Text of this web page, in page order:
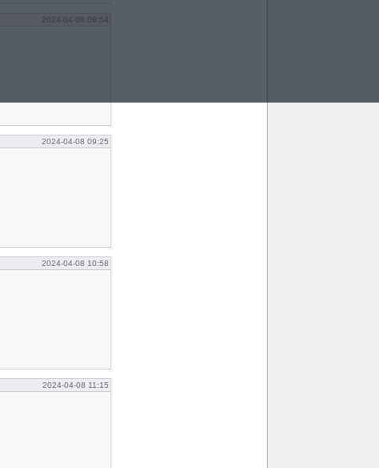
2024-04-08 08:54
2024-04-08 09:25
2024-04-08 10:58
2024-04-08 11:15